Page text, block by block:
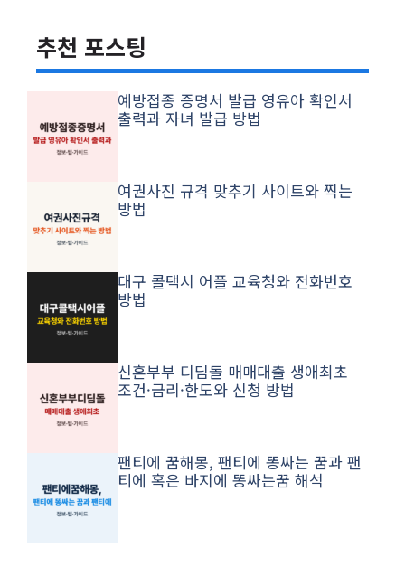
추천 포스팅
예방접종 증명서 발급 영유아 확인서
출력과 자녀 발급 방법
여권사진 규격 맞추기 사이트와 찍는
방법
대구 콜택시 어플 교육청와 전화번호
방법
신혼부부 디딤돌 매매대출 생애최초
조건·금리·한도와 신청 방법
팬티에 꿈해몽, 팬티에 똥싸는 꿈과 팬
티에 혹은 바지에 똥싸는꿈 해석